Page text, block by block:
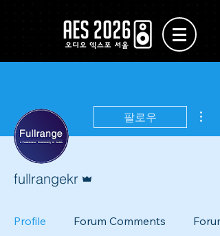
팔로우
fullrangekr
Profile Forum Comments